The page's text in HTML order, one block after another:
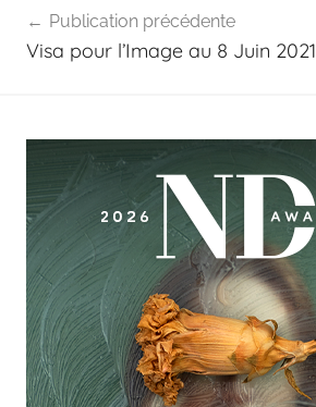
de
Publication précédente
Visa pour l’Image au 8 Juin 2021